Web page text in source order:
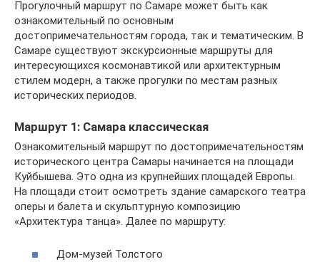
Прогулочный маршрут по Самаре может быть как
ознакомительный по основным
достопримечательностям города, так и тематическим. В
Самаре существуют экскурсионные маршруты для
интересующихся космонавтикой или архитектурным
стилем модерн, а также прогулки по местам разных
исторических периодов.
Маршрут 1: Самара классическая
Ознакомительный маршрут по достопримечательностям
исторического центра Самары начинается на площади
Куйбышева. Это одна из крупнейших площадей Европы.
На площади стоит осмотреть здание самарского театра
оперы и балета и скульптурную композицию
«Архитектура танца». Далее по маршруту:
Дом-музей Толстого